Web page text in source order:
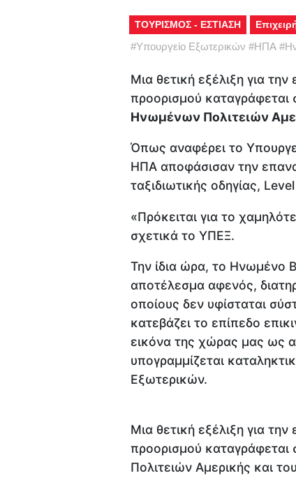
ΤΟΥΡΙΣΜΟΣ - ΕΣΤΙΑΣΗ
#Υπουργείο Εξωτερικών #ΗΠΑ #
Μια θετική εξέλιξη για
προορισμού καταγράφεται
Ηνωμένων Πολιτειών
Όπως αναφέρει το
ΗΠΑ αποφάσισαν την
ταξιδιωτικής οδηγίας,
«Πρόκειται για το
σχετικά το ΥΠΕΞ.
Την ίδια ώρα, το Ηνωμένο
αποτέλεσμα αφενός,
οποίους δεν υφίσταται
κατεβάζει το επίπεδο
εικόνα της χώρας μας ως
υπογραμμίζεται
Εξωτερικών.
Μια θετική εξέλιξη για
προορισμού καταγράφεται
Πολιτειών Αμερικής και